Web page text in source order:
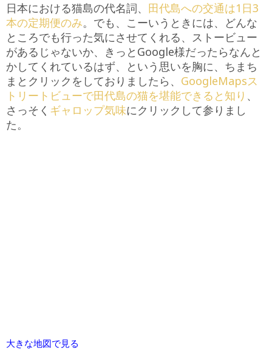
日本における猫島の代名詞、 田代島への交通は1日3
本の定期便のみ。でも、こーいうときには、どんな
ところでも行った気にさせてくれる、ストービュー
があるじゃないか、きっとGoogle様だったらなんと
かしてくれているはず、という思いを胸に、ちまち
まとクリックをしておりましたら、 GoogleMapsス
トリートビューで田代島の猫を堪能できると知り 、
さっそく ギャロップ気味にクリックして参りまし
た。
大きな地図で見る